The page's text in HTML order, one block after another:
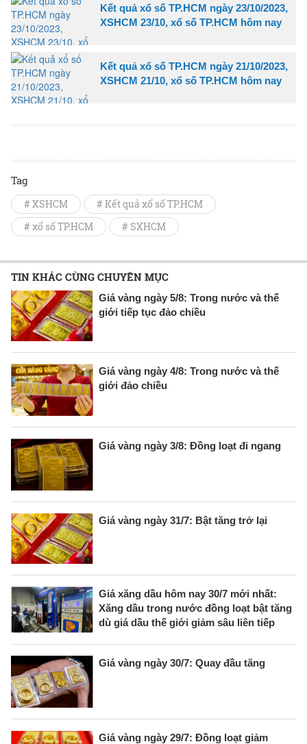
Kết quả xổ số TP.HCM ngày 23/10/2023,
XSHCM 23/10, xổ số TP.HCM hôm nay
Kết quả xổ số TP.HCM ngày 21/10/2023,
XSHCM 21/10, xổ số TP.HCM hôm nay
Tag
# XSHCM
# Kết quả xổ số TP.HCM
# xổ số TP.HCM
# SXHCM
TIN KHÁC CÙNG CHUYÊN MỤC
Giá vàng ngày 5/8: Trong nước và thế
giới tiếp tục đảo chiều
Giá vàng ngày 4/8: Trong nước và thế
giới đảo chiều
Giá vàng ngày 3/8: Đồng loạt đi ngang
Giá vàng ngày 31/7: Bật tăng trở lại
Giá xăng dầu hôm nay 30/7 mới nhất:
Xăng dầu trong nước đồng loạt bật tăng
dù giá dầu thế giới giảm sâu liên tiếp
Giá vàng ngày 30/7: Quay đầu tăng
Giá vàng ngày 29/7: Đồng loạt giảm